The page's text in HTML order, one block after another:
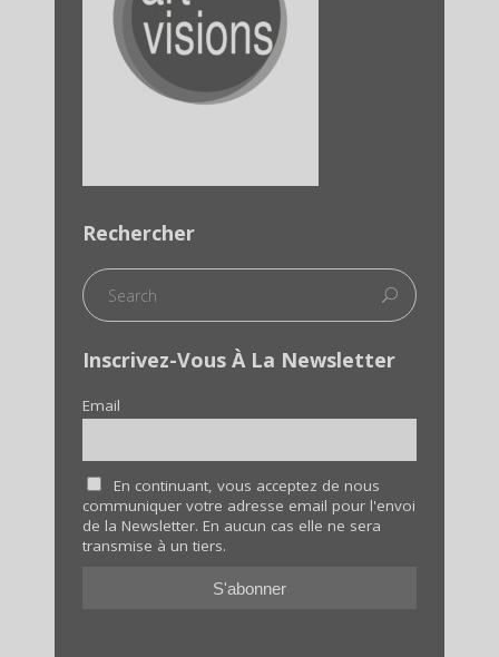
Rechercher
Inscrivez-Vous À La Newsletter
Email
En continuant, vous acceptez de nous
communiquer votre adresse email pour l'envoi
de la Newsletter. En aucun cas elle ne sera
transmise à un tiers.